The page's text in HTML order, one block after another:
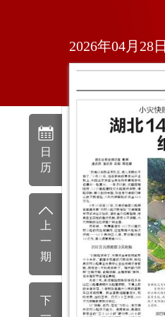
日
历
上
一
期
下
2026年04月28日